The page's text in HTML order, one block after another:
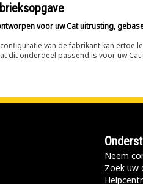
voor uw Cat uitrusting,
van de fabrikant kan
dit onderdeel passend is voor uw
Neem
Zoek uw